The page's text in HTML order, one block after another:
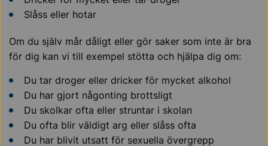
Slåss eller hotar
Om du själv mår dåligt eller gör saker som inte är bra
för dig kan vi till exempel stötta och hjälpa dig om:
Du tar droger eller dricker för mycket alkohol
Du har gjort någonting brottsligt
Du skolkar ofta eller struntar i skolan
Du ofta blir väldigt arg eller slåss ofta
Du har blivit utsatt för sexuella övergrepp